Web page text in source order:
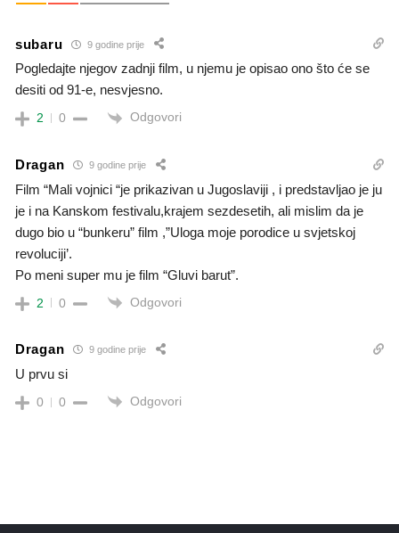
subaru 9 godine prije
Pogledajte njegov zadnji film, u njemu je opisao ono što će se
desiti od 91-e, nesvjesno.
2 0 Odgovori
Dragan 9 godine prije
Film “Mali vojnici “je prikazivan u Jugoslaviji , i predstavljao je ju
je i na Kanskom festivalu,krajem sezdesetih, ali mislim da je
dugo bio u “bunkeru” film ,”Uloga moje porodice u svjetskoj
revoluciji’.
Po meni super mu je film “Gluvi barut”.
2 0 Odgovori
Dragan 9 godine prije
U prvu si
0 0 Odgovori